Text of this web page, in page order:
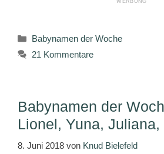
Kategorien
Babynamen der Woche
21 Kommentare
Babynamen der
Lionel, Yuna,
8. Juni 2018 von Knud Bielefeld